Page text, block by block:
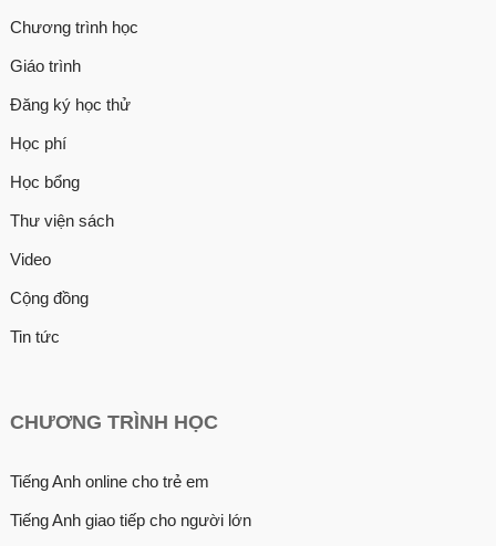
Chương trình học
Giáo trình
Đăng ký học thử
Học phí
Học bổng
Thư viện sách
Video
Cộng đồng
Tin tức
CHƯƠNG TRÌNH HỌC
Tiếng Anh online cho trẻ em
Tiếng Anh giao tiếp cho người lớn